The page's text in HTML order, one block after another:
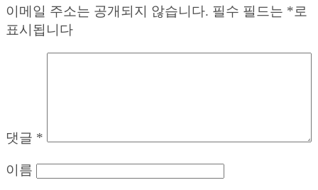
이메일 주소는 공개되지 않습니다. 필수 필드는 *로
표시됩니다
댓글 *
이름